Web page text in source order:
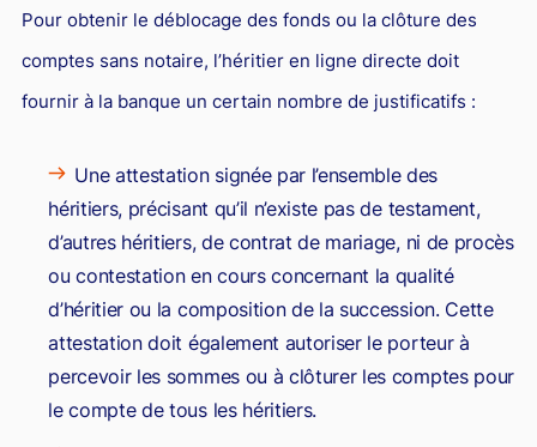
Pour obtenir le déblocage des fonds ou la clôture des
comptes sans notaire, l’héritier en ligne directe doit
fournir à la banque un certain nombre de justificatifs :
Une attestation signée par l’ensemble des
héritiers, précisant qu’il n’existe pas de testament,
d’autres héritiers, de contrat de mariage, ni de procès
ou contestation en cours concernant la qualité
d’héritier ou la composition de la succession. Cette
attestation doit également autoriser le porteur à
percevoir les sommes ou à clôturer les comptes pour
le compte de tous les héritiers.